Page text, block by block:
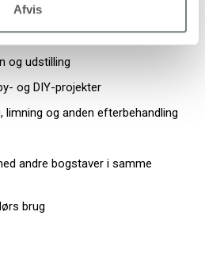
Afvis
og udstilling
og DIY-projekter
limning og anden efterbehandling
andre bogstaver i samme
brug